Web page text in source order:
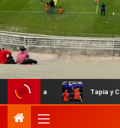
Tapia y Coello